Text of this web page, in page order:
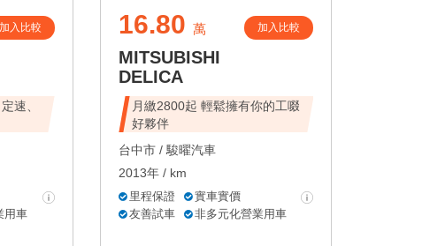
加入比較
速、
用車
16.80 萬 加入比較
MITSUBISHI
DELICA
月繳2800起 輕鬆擁有你的工啜
好夥伴
台中市 / 駿曜汽車
2013年 / km
里程保證
實車實價
友善試車
非多元化營業用車